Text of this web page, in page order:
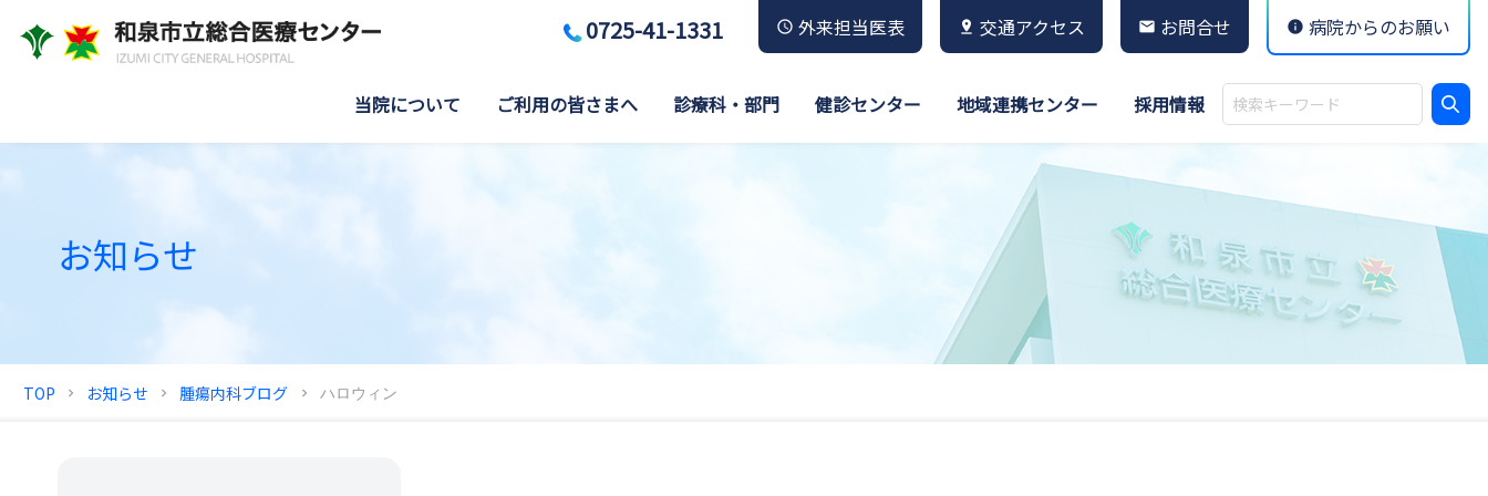
0725-41-1331 外来担当医表 交通アクセス お問合せ 病院からのお願い
当院について ご利用の皆さまへ 診療科・部門 健診センター 地域連携センター 採用情報
お知らせ
TOP chevron_right お知らせ chevron_right 腫瘍内科ブログ chevron_right ハロウィン